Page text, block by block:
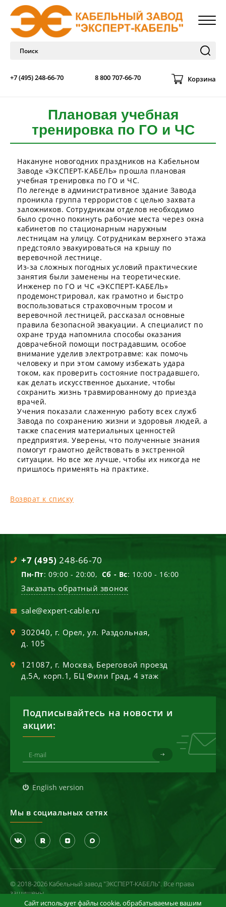
+7 (495) 248-66-70 8 800 707-66-70 Корзина
Плановая учебная
тренировка по ГО и ЧС
Накануне новогодних праздников на Кабельном
Заводе «ЭКСПЕРТ-КАБЕЛЬ» прошла плановая
учебная тренировка по ГО и ЧС.
По легенде в административное здание Завода
проникла группа террористов с целью захвата
заложников. Сотрудникам отделов необходимо
было срочно покинуть рабочие места через окна
кабинетов по стационарным наружным
лестницам на улицу. Сотрудникам верхнего этажа
предстояло эвакуироваться на крышу по
веревочной лестнице.
Из-за сложных погодных условий практические
занятия были заменены на теоретические.
Инженер по ГО и ЧС «ЭКСПЕРТ-КАБЕЛЬ»
продемонстрировал, как грамотно и быстро
воспользоваться страховочным тросом и
веревочной лестницей, рассказал основные
правила безопасной эвакуации. А специалист по
охране труда напомнила способы оказания
доврачебной помощи пострадавшим, особое
внимание уделив электротравме: как помочь
человеку и при этом самому избежать удара
током, как проверить состояние пострадавшего,
как делать искусственное дыхание, чтобы
сохранить жизнь травмированному до приезда
врачей.
Учения показали слаженную работу всех служб
Завода по сохранению жизни и здоровья людей, а
также спасения материальных ценностей
предприятия. Уверены, что полученные знания
помогут грамотно действовать в экстренной
ситуации. Но все же лучше, чтобы их никогда не
пришлось применять на практике.
Возврат к списку
+7 (495) 248-66-70
Пн-Пт: 09:00 - 20:00, Сб - Вс: 10:00 - 16:00
Заказать обратный звонок
sale@expert-cable.ru
302040, г. Орел,ул. Раздольная,
д. 105
121087, г. Москва, Береговой проезд
д.5А, корп.1, БЦ Фили Град, 4 этаж
Подписывайтесь на новости и
акции:
English version
Мы в социальных сетях
© 2018-2026 Кабельный завод "ЭКСПЕРТ-КАБЕЛЬ". Все права
защищены
Сайт использует файлы cookie, обрабатываемые вашим